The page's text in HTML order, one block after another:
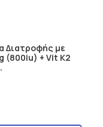
Διατροφής με
(800iu) + Vit K2